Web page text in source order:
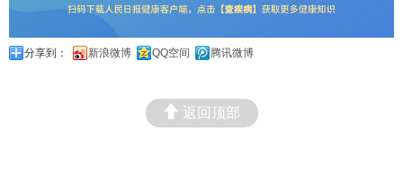
分享到： 新浪微博 QQ空间 腾讯微博
返回顶部